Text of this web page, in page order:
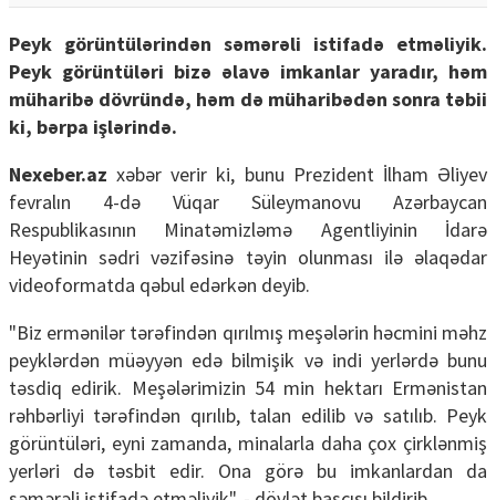
Peyk görüntülərindən səmərəli istifadə etməliyik.
Peyk görüntüləri bizə əlavə imkanlar yaradır, həm
müharibə dövründə, həm də müharibədən sonra təbii
ki, bərpa işlərində.
Nexeber.azxəbər verir ki, bunu Prezident İlham Əliyev
fevralın 4-də Vüqar Süleymanovu Azərbaycan
Respublikasının Minatəmizləmə Agentliyinin İdarə
Heyətinin sədri vəzifəsinə təyin olunması ilə əlaqədar
videoformatda qəbul edərkən deyib.
"Biz ermənilər tərəfindən qırılmış meşələrin həcmini məhz
peyklərdən müəyyən edə bilmişik və indi yerlərdə bunu
təsdiq edirik. Meşələrimizin 54 min hektarı Ermənistan
rəhbərliyi tərəfindən qırılıb, talan edilib və satılıb. Peyk
görüntüləri, eyni zamanda, minalarla daha çox çirklənmiş
yerləri də təsbit edir. Ona görə bu imkanlardan da